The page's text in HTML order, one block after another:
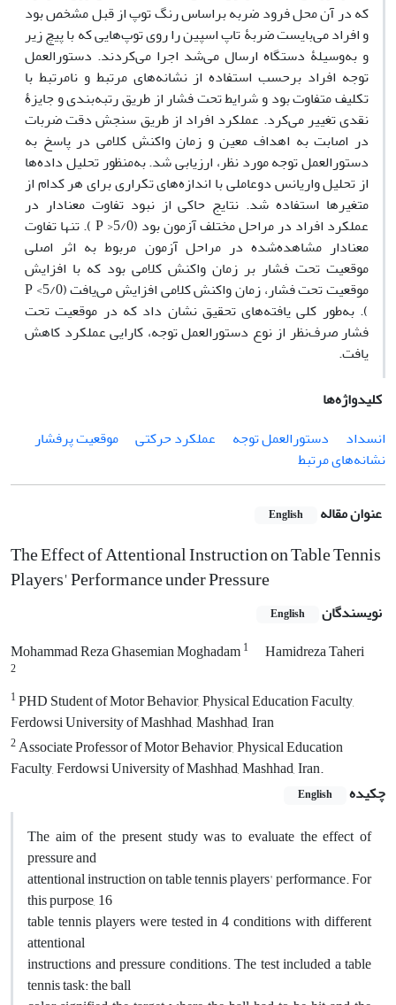
که در آن محل فرود ضربه براساس رنگ توپ از قبل مشخص بود
و افراد می‌بایست ضربۀ تاپ اسپین را روی توپ‌هایی که با پیچ زیر
و به‌وسیلۀ دستگاه ارسال می‌شد اجرا می‌کردند. دستورالعمل
توجه افراد برحسب استفاده از نشانه‌های مرتبط و نامرتبط با
تکلیف متفاوت بود و شرایط تحت فشار از طریق رتبه‌بندی و جایزۀ
نقدی تغییر می‌کرد. عملکرد افراد از طریق سنجش دقت ضربات
در اصابت به اهداف معین و زمان واکنش کلامی در پاسخ به
دستورالعمل توجه مورد نظر، ارزیابی شد. به‌منظور تحلیل داده‌ها
از تحلیل واریانس دوعاملی با اندازه‌های تکراری برای هر کدام از
متغیر‌ها استفاده شد. نتایج حاکی از نبود تفاوت معنادار در
عملکرد افراد در مراحل مختلف آزمون بود (5/0< P ). تنها تفاوت
معنادار مشاهده‌شده در مراحل آزمون مربوط به اثر اصلی
موقعیت تحت فشار بر زمان واکنش کلامی بود که با افزایش
موقعیت تحت فشار، زمان واکنش کلامی افزایش می‌یافت (5/0> P
). به‌طور کلی یافته‌های تحقیق نشان داد که در موقعیت تحت
فشار صرف‌نظر از نوع دستورالعمل توجه، کارایی عملکرد کاهش
یافت.
کلیدواژه‌ها
انسداد
دستورالعمل توجه عملکرد حرکتی
موقعیت پرفشار
نشانه‌های مرتبط
عنوان مقاله English
The Effect of Attentional Instruction on Table Tennis
Players' Performance under Pressure
نویسندگان English
Mohammad Reza Ghasemian Moghadam1 Hamidreza Taheri
2
1PHD Student of Motor Behavior, Physical Education Faculty,
Ferdowsi University of Mashhad, Mashhad, Iran
2Associate Professor of Motor Behavior, Physical Education
Faculty, Ferdowsi University of Mashhad, Mashhad, Iran.
چکیده
English
The aim of the present study was to evaluate the effect of
pressure and
attentional instruction on table tennis players' performance. For
this purpose, 16
table tennis players were tested in 4 conditions with different
attentional
instructions and pressure conditions. The test included a table
tennis task: the ball